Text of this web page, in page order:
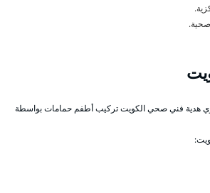
هدية فني صحي الكويت تركيب أطفم حمامات بواسطة